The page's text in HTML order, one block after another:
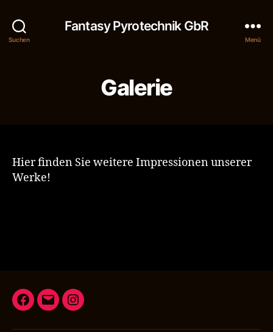
Suchen
Fantasy Pyrotechnik GbR
Menü
Galerie
Hier finden Sie weitere Impressionen unserer
Werke!
Facebook
E-
Instagram